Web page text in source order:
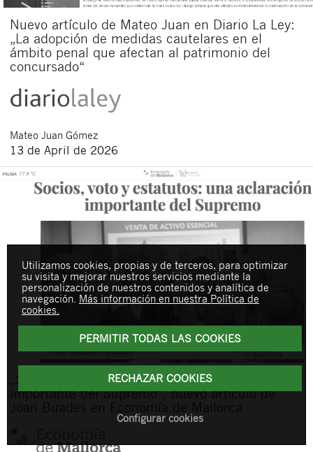
Nuevo artículo de Mateo Juan en Diario La Ley:
„La adopción de medidas cautelares en el
ámbito penal que afectan al patrimonio del
concursado“
Mateo Juan Gómez
13 de April de 2026
„Socios, voto y estatutos: una aclaración
importante del Supremo“, nuevo artículo de
Utilizamos cookies, propias y de terceros, para optimizar
su visita y mejorar nuestros servicios mediante la
personalización de nuestros contenidos y analítica de
navegación. Más información en nuestra Política de
cookies.
PERMITIR TODAS LAS COOKIES
RECHAZAR COOKIES
Configurar cookies